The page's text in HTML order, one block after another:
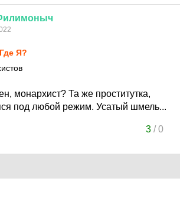
Где Я?
монархист? Та же проститутка,
под любой режим. Усатый шмель...
3/0